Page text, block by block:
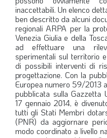
inaccettabili. Un elenco
ben descritto da alcuni
regionali ARPA per la
Venezia Giulia e della
ad effettuare una
sperimentali sul territorio
di possibili interventi di
progettazione. Con la
Europea numero 59/2013
pubblicata sulla Gazzetta
17 gennaio 2014, è
tutti gli Stati Membri
(PNR) da aggiornare
modo coordinato a livello